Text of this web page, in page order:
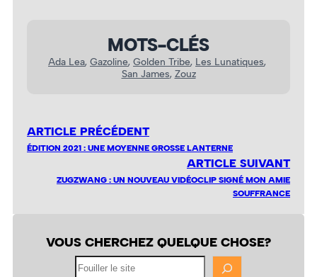
MOTS-CLÉS
Ada Lea, Gazoline, Golden Tribe, Les Lunatiques
San James, Zouz
ARTICLE PRÉCÉDENT
ÉDITION 2021 : UNE MOYENNE GROSSE LANTERNE
ARTICLE SUIVANT
ZUGZWANG : UN NOUVEAU VIDÉOCLIP SIGNÉ MON AMIE
SOUFFRANCE
VOUS CHERCHEZ QUELQUE CHOSE?